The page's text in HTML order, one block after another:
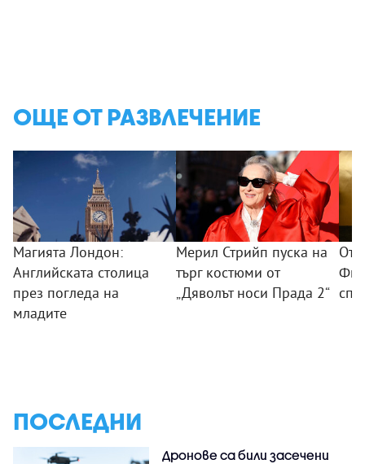
ОЩЕ ОТ РАЗВЛЕЧЕНИЕ
Магията Лондон:
Английската столица
през погледа на
младите
Мерил Стрийп пуска на
търг костюми от
„Дяволът носи Прада 2“
От
ПОСЛЕДНИ
Дронове са били засечени